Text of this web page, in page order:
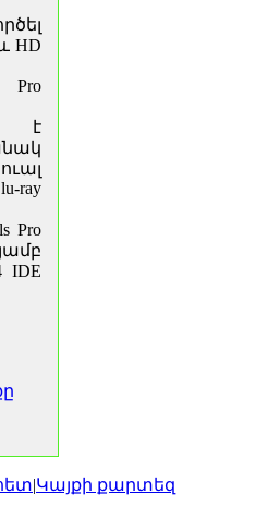
HD
է
ray
Pro
IDE
|Կայքի քարտեզ